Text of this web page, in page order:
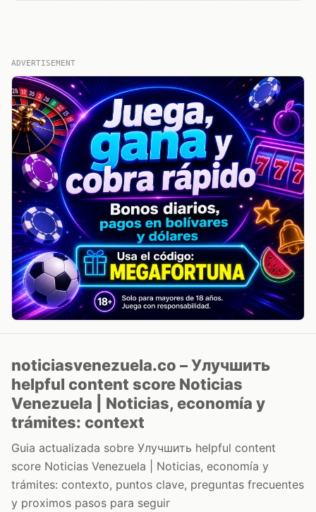
ADVERTISEMENT
noticiasvenezuela.co – Улучшить
helpful content score Noticias
Venezuela | Noticias, economía y
trámites: context
Guia actualizada sobre Улучшить helpful content
score Noticias Venezuela | Noticias, economía y
trámites: contexto, puntos clave, preguntas frecuentes
y proximos pasos para seguir